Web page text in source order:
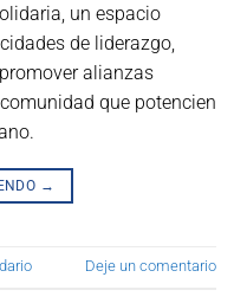
un espacio
de liderazgo,
alianzas
que potencien
→
Deje un comentario